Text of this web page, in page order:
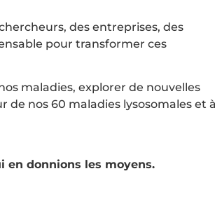
des entreprises, des
pour transformer ces
maladies, explorer de nouvelles
de nos 60 maladies lysosomales et
en donnions les moyens.